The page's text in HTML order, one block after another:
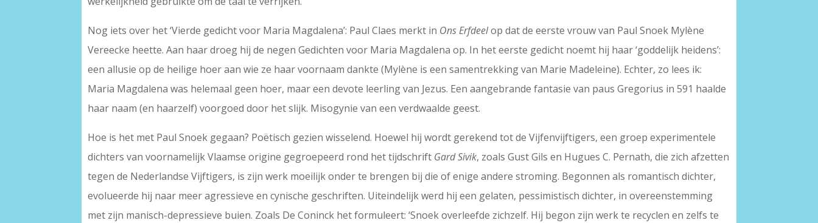
Nog iets over het ‘Vierde gedicht voor Maria Magdalena’: Paul Claes merkt in Ons Erfdeelop dat de eerste vrouw van Paul Snoek Mylène
Vereecke heette. Aan haar droeg hij de negen Gedichten voor Maria Magdalena op. In het eerste gedicht noemt hij haar ‘goddelijk heidens’:
een allusie op de heilige hoer aan wie ze haar voornaam dankte (Mylène is een samentrekking van Marie Madeleine). Echter, zo lees ik:
Maria Magdalena was helemaal geen hoer, maar een devote leerling van Jezus. Een aangebrande fantasie van paus Gregorius in 591 haalde
haar naam (en haarzelf) voorgoed door het slijk. Misogynie van een verdwaalde geest.
Hoe is het met Paul Snoek gegaan? Poëtisch gezien wisselend. Hoewel hij wordt gerekend tot de Vijfenvijftigers, een groep experimentele
dichters van voornamelijk Vlaamse origine gegroepeerd rond het tijdschrift Gard Sivik, zoals Gust Gils en Hugues C. Pernath, die zich afzetten
tegen de Nederlandse Vijftigers, is zijn werk moeilijk onder te brengen bij die of enige andere stroming. Begonnen als romantisch dichter,
evolueerde hij naar meer agressieve en cynische geschriften. Uiteindelijk werd hij een gelaten, pessimistisch dichter, in overeenstemming
met zijn manisch-depressieve buien. Zoals De Coninck het formuleert: ‘Snoek overleefde zichzelf. Hij begon zijn werk te recyclen en zelfs te